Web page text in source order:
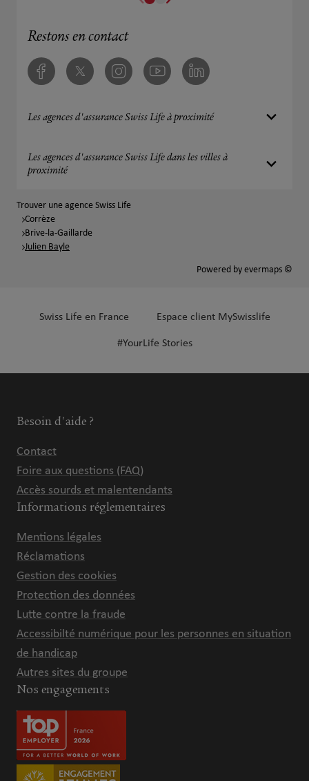
Restons en contact
FacebookTwitter InstagramYoutube Linkedin
Les agences d'assurance Swiss Life à proximité
Les agences d'assurance Swiss Life dans les villes à
proximité
Trouver une agence Swiss Life
Corrèze
Brive-la-Gaillarde
Julien Bayle
Powered by evermaps ©
Swiss Life en France Espace client MySwisslife
#YourLife Stories
Besoin d'aide ?
Contact
Foire aux questions (FAQ)
Accès sourds et malentendants
Informations réglementaires
Mentions légales
Réclamations
Gestion des cookies
Protection des données
Lutte contre la fraude
Accessibilté numérique pour les personnes en situation
de handicap
Autres sites du groupe
Nos engagements